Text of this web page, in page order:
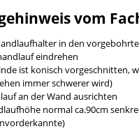
vom
in den
eindrehen
ist konisch vorgeschnitten,
immer schwerer wird)
an der Wand ausrichten
normal ca.90cm